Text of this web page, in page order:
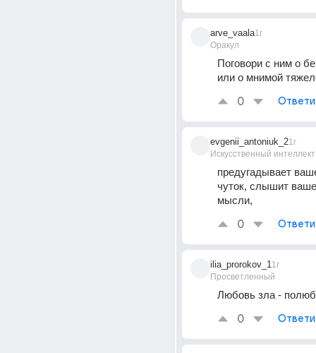
arve_vaala
Оракул
1г
Поговори с ним о
или о мнимой
0
evgenii_antoniuk_2
Искусственный интеллект
1г
предугадывает
чуток, слышит
мысли,
0
ilia_prorokov_1
Просветленный
1г
Любовь зла -
0